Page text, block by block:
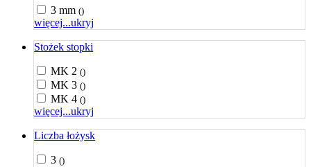
3 mm ()
więcej...ukryj
Stożek stopki
MK 2 ()
MK 3 ()
MK 4 ()
więcej...ukryj
Liczba łożysk
3 ()